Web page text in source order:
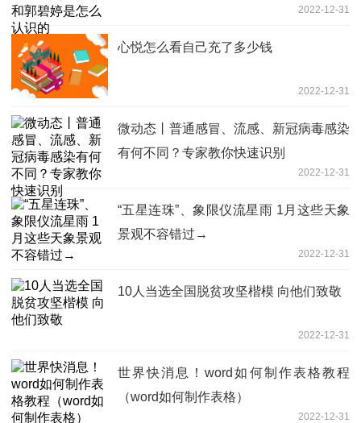
2022-12-31
心悦怎么看自己充了多少钱
2022-12-31
微动态丨普通感冒、流感、新冠病毒感染
有何不同？专家教你快速识别
2022-12-31
“五星连珠”、象限仪流星雨 1月这些天象
景观不容错过→
2022-12-31
10人当选全国脱贫攻坚楷模 向他们致敬
2022-12-31
世界快消息！word如何制作表格教程
（word如何制作表格）
2022-12-31